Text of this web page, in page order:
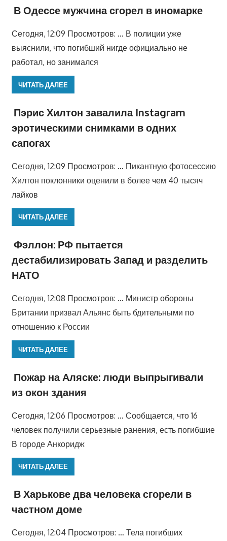
В Одессе мужчина сгорел в иномарке
Сегодня, 12:09 Просмотров: … В полиции уже
выяснили, что погибший нигде официально не
работал, но занимался
ЧИТАТЬ ДАЛЕЕ
Пэрис Хилтон завалила Instagram
эротическими снимками в одних
сапогах
Сегодня, 12:09 Просмотров: … Пикантную фотосессию
Хилтон поклонники оценили в более чем 40 тысяч
лайков
ЧИТАТЬ ДАЛЕЕ
Фэллон: РФ пытается
дестабилизировать Запад и разделить
НАТО
Сегодня, 12:08 Просмотров: … Министр обороны
Британии призвал Альянс быть бдительными по
отношению к России
ЧИТАТЬ ДАЛЕЕ
Пожар на Аляске: люди выпрыгивали
из окон здания
Сегодня, 12:06 Просмотров: … Сообщается, что 16
человек получили серьезные ранения, есть погибшие
В городе Анкоридж
ЧИТАТЬ ДАЛЕЕ
В Харькове два человека сгорели в
частном доме
Сегодня, 12:04 Просмотров: … Тела погибших